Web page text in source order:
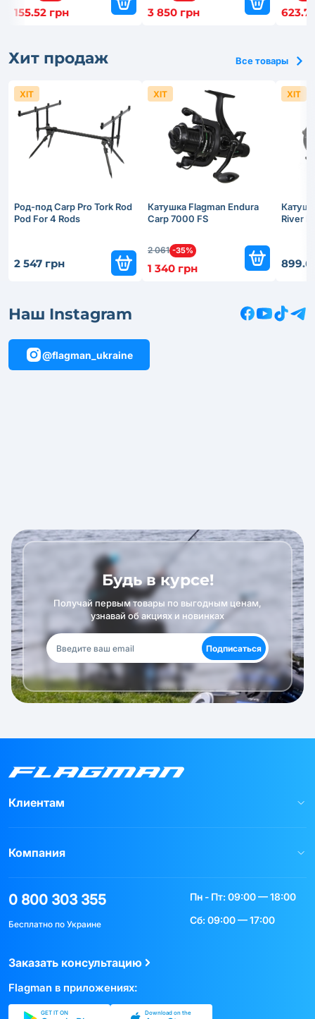
155.52 грн 3 850 грн 623.7
Хит продаж Все товары
Род-под Carp Pro Tork Rod
Pod For 4 Rods
2 547 грн
ХІТ
Катушка Flagman Endura
Carp 7000 FS
2 061 -35%
1 340 грн
ХІТ
River
899.6
ХІТ
Наш Instagram
@flagman_ukraine
Будь в курсе!
Получай первым товары по выгодным ценам,
узнавай об акциях и новинках
Подписаться
Клиентам
Компания
0 800 303 355
Бесплатно по Украине
Пн - Пт: 09:00 — 18:00
Сб: 09:00 — 17:00
Заказать консультацию
Flagman в приложениях:
GET IT ON Download on the